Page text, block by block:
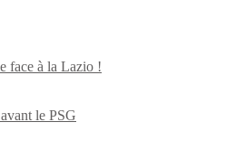
face à la Lazio !
le PSG